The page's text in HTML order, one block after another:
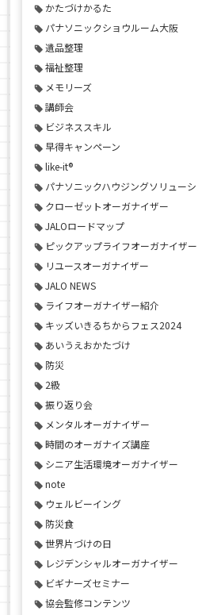
かたづけかるた
パナソニックショウルーム大阪
遺品整理
福祉整理
メモリーズ
講師会
ビジネススキル
早得キャンペーン
like-it®
パナソニックハウジングソリュー
クローゼットオーガナイザー
JALOロードマップ
ピックアップライフオーガナイザー
リユースオーガナイザー
JALO NEWS
ライフオーガナイザー紹介
キッズいきるちからフェス2024
あいうえおかたづけ
防災
2級
振り返り会
メンタルオーガナイザー
時間のオーガナイズ講座
シニア生活環境オーガナイザー
note
ウェルビーイング
防災食
世界片づけの日
レジデンシャルオーガナイザー
ビギナーズセミナー
協会監修コンテンツ